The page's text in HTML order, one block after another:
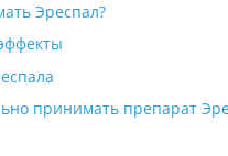
Эреспал?
принимать препарат